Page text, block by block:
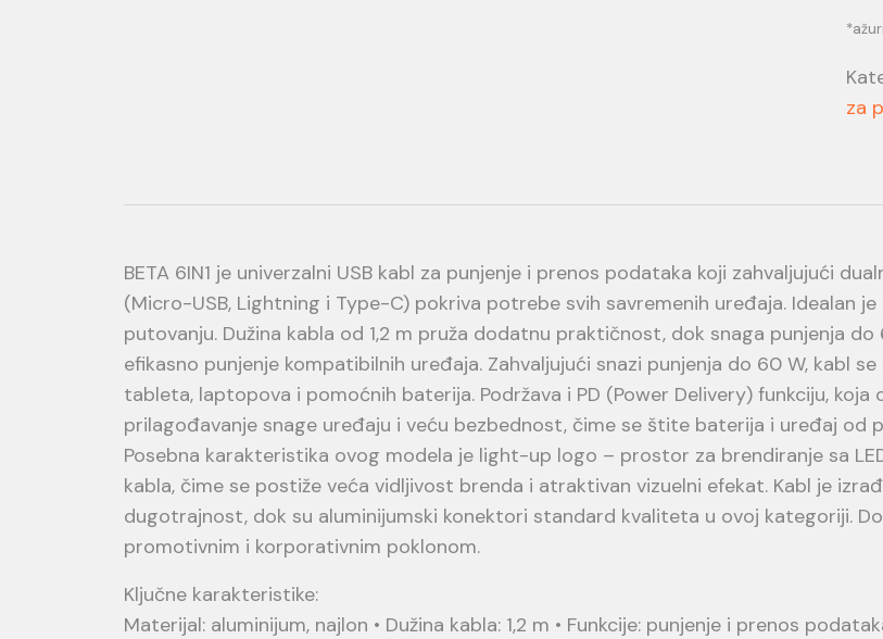
za
BETA 6IN1 je univerzalni USB kabl za punjenje i prenos podataka koji zahvaljujući
(Micro-USB, Lightning i Type-C) pokriva potrebe svih savremenih uređaja. Idealan
putovanju. Dužina kabla od 1,2 m pruža dodatnu praktičnost, dok snaga punjenja
efikasno punjenje kompatibilnih uređaja. Zahvaljujući snazi punjenja do 60 W, kabl
tableta, laptopova i pomoćnih baterija. Podržava i PD (Power Delivery) funkciju,
prilagođavanje snage uređaju i veću bezbednost, čime se štite baterija i uređaj od
Posebna karakteristika ovog modela je light-up logo – prostor za brendiranje sa
kabla, čime se postiže veća vidljivost brenda i atraktivan vizuelni efekat. Kabl je
dugotrajnost, dok su aluminijumski konektori standard kvaliteta u ovoj kategoriji.
promotivnim i korporativnim poklonom.
Ključne karakteristike:
Materijal: aluminijum, najlon • Dužina kabla: 1,2 m • Funkcije: punjenje i prenos